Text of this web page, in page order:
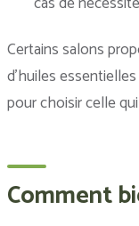
Certains salons
d’huiles
pour choisir celle
Comment